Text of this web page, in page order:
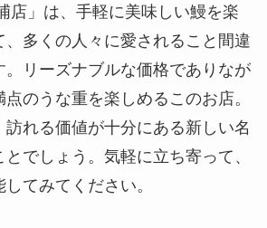
店」は、手軽に美味しい鰻を楽
、多くの人々に愛されること間違
。リーズナブルな価格でありなが
のうな重を楽しめるこのお店。
れる価値が十分にある新しい名
でしょう。気軽に立ち寄って、
てみてください。